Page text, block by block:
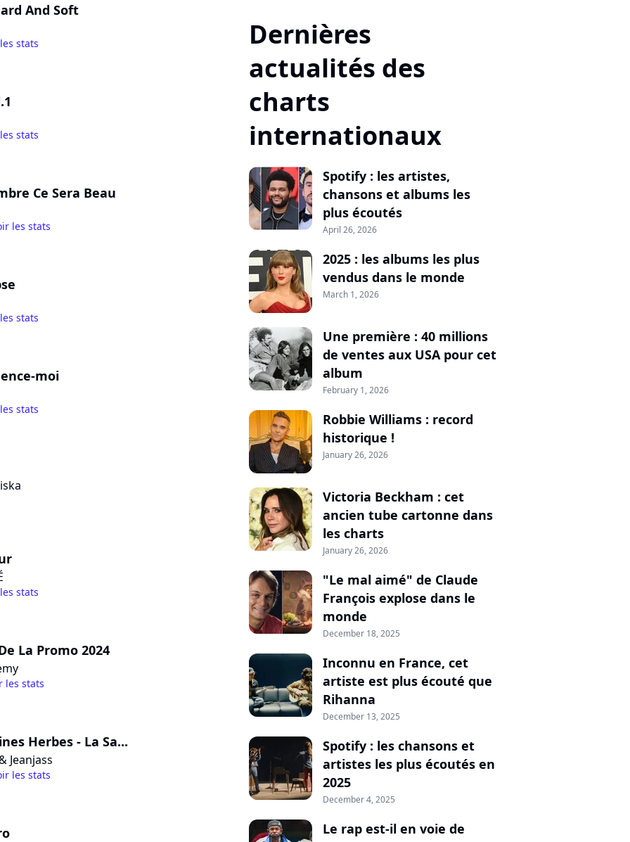
And Soft
stats
stats
Ce Sera Beau
les stats
stats
moi
stats
stats
La Promo 2024
les stats
Herbes - La Sa...
Jeanjass
les stats
Dernières
actualités des
charts
internationaux
Spotify : les artistes,
chansons et albums les
plus écoutés
April 26, 2026
2025 : les albums les plus
vendus dans le monde
March 1, 2026
Une première : 40 millions
de ventes aux USA pour cet
album
February 1, 2026
Robbie Williams : record
historique !
January 26, 2026
Victoria Beckham : cet
ancien tube cartonne dans
les charts
January 26, 2026
"Le mal aimé" de Claude
François explose dans le
monde
December 18, 2025
Inconnu en France, cet
artiste est plus écouté que
Rihanna
December 13, 2025
Spotify : les chansons et
artistes les plus écoutés en
2025
December 4, 2025
Le rap est-il en voie de